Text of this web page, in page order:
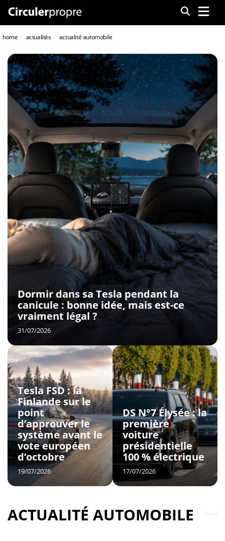
Menu
home actualités actualité automobile
Dormir dans sa Tesla pendant la
canicule : bonne idée, mais est-ce
vraiment légal ?
31/07/2026
Tesla FSD : la
Finlande sur le
point
d’approuver le
système avant le
vote européen
d’octobre
19/07/2026
DS N°7 Élysée : la
première
voiture
présidentielle
100 % électrique
17/07/2026
ACTUALITÉ AUTOMOBILE